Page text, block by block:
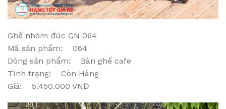
Ghế nhôm đúc GN 064
Mã sản phẩm: 064
Dòng sản phẩm: Bàn ghế cafe
Tình trạng: Còn Hàng
Giá: 5.450.000 VNĐ